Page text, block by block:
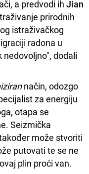
a predvodi ih Jian
prirodnih
istraživačkog
radona u
dodali
način, odozgo
za energiju
otapa se
Seizmička
može stvoriti
putovati te se ne
plin proći van.